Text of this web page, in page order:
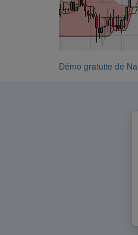
Démo gratuite de